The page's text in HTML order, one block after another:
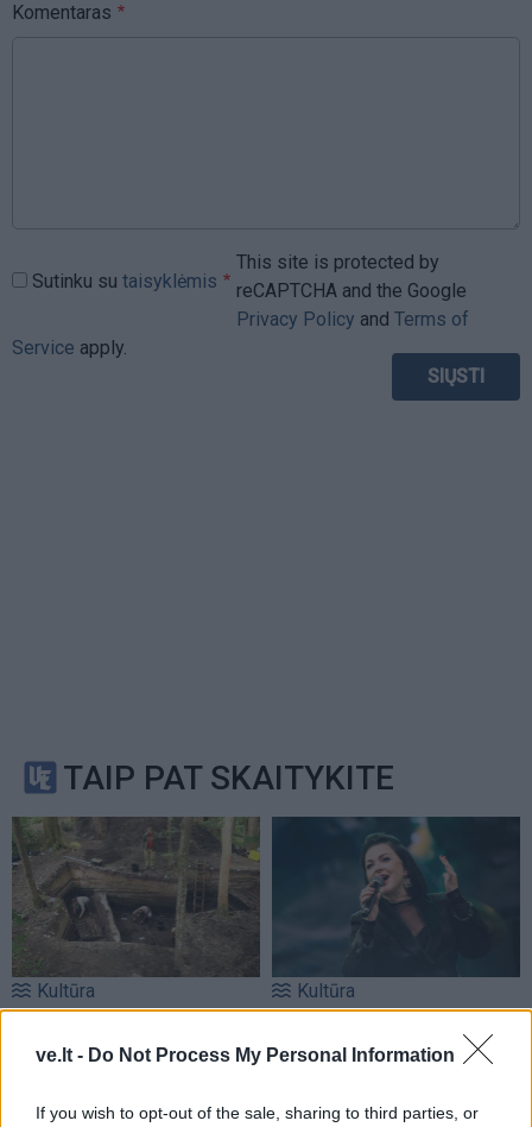
ve.lt - Do Not Process My Personal Information
If you wish to opt-out of the sale, sharing to third parties, or
Komentaras
Sutinku su taisyklėmis
This site is protected by
reCAPTCHA and the Google
Privacy Policy and Terms of
Service apply.
TAIP PAT SKAITYKITE
Kultūra
piliakalnio atodangos(5)
Kultūra
negaliu atskirti, kur -